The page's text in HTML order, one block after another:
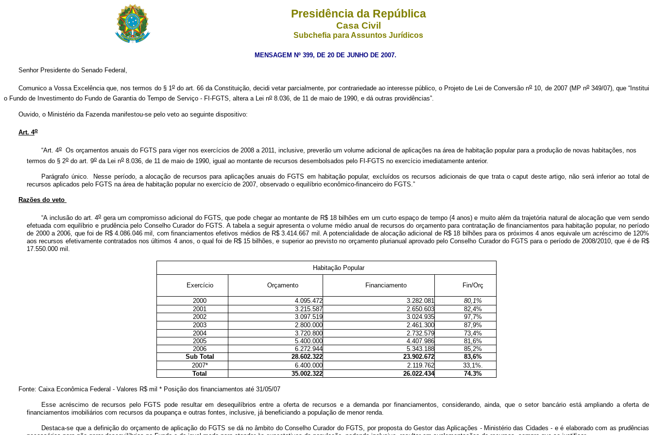
Presidência da República
Casa Civil
Subchefia para Assuntos Jurídicos
MENSAGEM Nº 399, DE 20 DE JUNHO DE 2007.
Senhor Presidente do Senado Federal,
Comunico a Vossa Excelência que, nos termos do § 1odo art. 66 da Constituição, decidi vetar parcialmente, por contrariedade ao interesse público, o Projeto de Lei de Conversão no10, de 2007 (MP no349/07), que “Institui
o Fundo de Investimento do Fundo de Garantia do Tempo de Serviço - FI-FGTS, altera a Lei no 8.036, de 11 de maio de 1990, e dá outras providências”.
Ouvido, o Ministério da Fazenda manifestou-se pelo veto ao seguinte dispositivo:
Art. 4o
“Art. 4oOs orçamentos anuais do FGTS para viger nos exercícios de 2008 a 2011, inclusive, preverão um volume adicional de aplicações na área de habitação popular para a produção de novas habitações, nos
termos do § 2odo art. 9oda Lei no8.036, de 11 de maio de 1990, igual ao montante de recursos desembolsados pelo FI-FGTS no exercício imediatamente anterior.
Parágrafo único. Nesse período, a alocação de recursos para aplicações anuais do FGTS em habitação popular, excluídos os recursos adicionais de que trata o caput deste artigo, não será inferior ao total de
recursos aplicados pelo FGTS na área de habitação popular no exercício de 2007, observado o equilíbrio econômico-financeiro do FGTS.”
Razões do veto
“A inclusão do art. 4ogera um compromisso adicional do FGTS, que pode chegar ao montante de R$ 18 bilhões em um curto espaço de tempo (4 anos) e muito além da trajetória natural de alocação que vem sendo
efetuada com equilíbrio e prudência pelo Conselho Curador do FGTS. A tabela a seguir apresenta o volume médio anual de recursos do orçamento para contratação de financiamentos para habitação popular, no período
de 2000 a 2006, que foi de R$ 4.086.046 mil, com financiamentos efetivos médios de R$ 3.414.667 mil. A potencialidade de alocação adicional de R$ 18 bilhões para os próximos 4 anos equivale um acréscimo de 120%
aos recursos efetivamente contratados nos últimos 4 anos, o qual foi de R$ 15 bilhões, e superior ao previsto no orçamento plurianual aprovado pelo Conselho Curador do FGTS para o período de 2008/2010, que é de R$
17.550.000 mil.
Habitação Popular
Exercício Orçamento Financiamento Fin/Orç
2000 4.095.472 3.282.081
80,1%
2001
3.215.587 2.650.603
82,4%
2002
3.097.519 3.024.935
97,7%
2003
2.800.000 2.461.300
87,9%
2004
3.720.800 2.732.579
73,4%
2005
5.400.000 4.407.986
81,6%
2006
6.272.944 5.343.188
85,2%
Sub Total
28.602.322 23.902.672
83,6%
2007*
6.400.000 2.119.762
33,1%.
Total
35.002.322 26.022.434 74.3%
Fonte: Caixa Econômica Federal - Valores R$ mil * Posição dos financiamentos até 31/05/07
Esse acréscimo de recursos pelo FGTS pode resultar em desequilíbrios entre a oferta de recursos e a demanda por financiamentos, considerando, ainda, que o setor bancário está ampliando a oferta de
financiamentos imobiliários com recursos da poupança e outras fontes, inclusive, já beneficiando a população de menor renda.
Destaca-se que a definição do orçamento de aplicação do FGTS se dá no âmbito do Conselho Curador do FGTS, por proposta do Gestor das Aplicações - Ministério das Cidades - e é elaborado com as prudências